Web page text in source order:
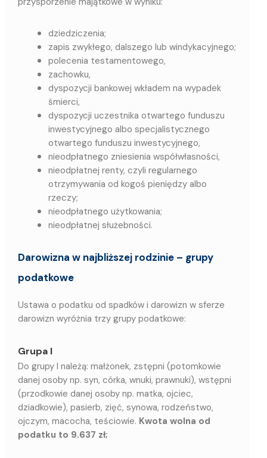
dziedziczenia;
zapis zwykłego, dalszego lub windykacyjnego;
polecenia testamentowego,
zachowku,
dyspozycji bankowej wkładem na wypadek
śmierci,
dyspozycji uczestnika otwartego funduszu
inwestycyjnego albo specjalistycznego
otwartego funduszu inwestycyjnego,
nieodpłatnego zniesienia współwłasności,
nieodpłatnej renty, czyli regularnego
otrzymywania od kogoś pieniędzy albo
rzeczy;
nieodpłatnego użytkowania;
nieodpłatnej służebności.
Darowizna w najbliższej rodzinie – grupy
podatkowe
Ustawa o podatku od spadków i darowizn w sferze
darowizn wyróżnia trzy grupy podatkowe:
Grupa I
Do grupy I należą: małżonek, zstępni (potomkowie
danej osoby np. syn, córka, wnuki, prawnuki), wstępni
(przodkowie danej osoby np. matka, ojciec,
dziadkowie), pasierb, zięć, synowa, rodzeństwo,
ojczym, macocha, teściowie. Kwota wolna od
podatku to 9.637 zł;